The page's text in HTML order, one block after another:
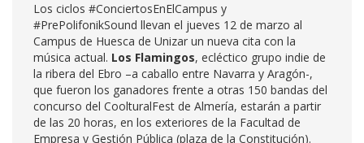
Los ciclos #ConciertosEnElCampus y
#PrePolifonikSound llevan el jueves 12 de marzo al
Campus de Huesca de Unizar un nueva cita con la
música actual. Los Flamingos, ecléctico grupo indie de
la ribera del Ebro –a caballo entre Navarra y Aragón-,
que fueron los ganadores frente a otras 150 bandas del
concurso del CoolturalFest de Almería, estarán a partir
de las 20 horas, en los exteriores de la Facultad de
Empresa y Gestión Pública (plaza de la Constitución).